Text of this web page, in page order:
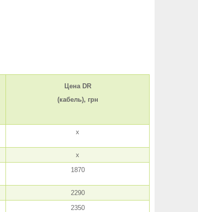
Цена DR
(кабель), грн
х
х
1870
2290
2350